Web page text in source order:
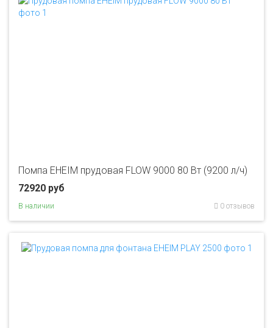
Помпа EHEIM прудовая FLOW 9000 80 Вт (9200 л/ч)
72920 руб
В наличии 0 отзывов